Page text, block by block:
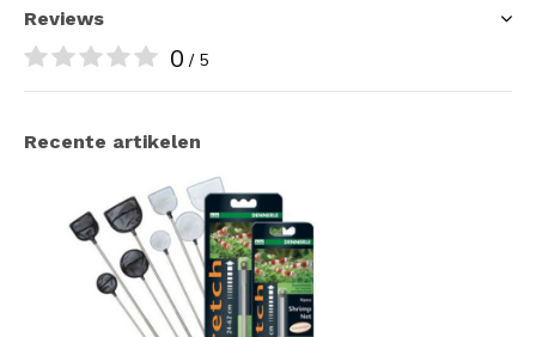
Reviews
0 / 5
Recente artikelen